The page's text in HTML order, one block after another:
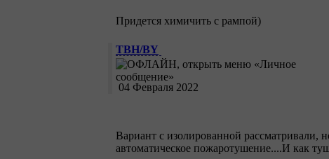
Придется химичить с рампой)
TBH/BY
04 Февраля 2022
Вариант с изолированной рассматривали,
автоматическое пожаротушение....И как